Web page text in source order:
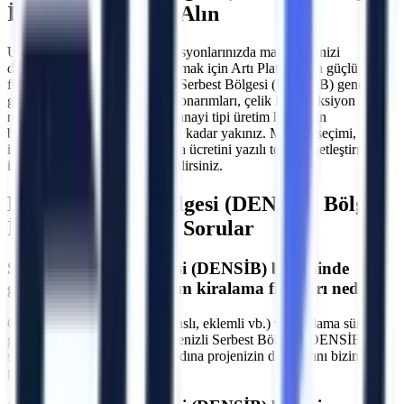
İçin Hemen Teklif Alın
Uzun veya kısa dönemli operasyonlarınızda maliyetlerinizi
düşürürken verimliliğinizi artırmak için Artı Platform'un güçlü araç
filosundan yararlanın.
Denizli Serbest Bölgesi (DENSİB) genelinde
gerçekleştireceğiniz dış cephe onarımları, çelik konstrüksiyon
montajları, çatı tamiratları ve sanayi tipi üretim hatlarının
bakımlarında sizlere bir telefon kadar yakınız. Makine seçimi, saha
incelemesinin kapsamı ve varsa ücretini yazılı teklifte netleştirmek
için ekibimizle iletişime geçebilirsiniz.
Denizli Serbest Bölgesi (DENSİB)
Bölgesi
İçin Sıkça Sorulan Sorular
S.
Denizli Serbest Bölgesi (DENSİB) bölgesinde
günlük/haftalık platform kiralama fiyatları nedir?
C.
Fiyatlar makine tipine (makaslı, eklemli vb.) ve kiralama süresine
göre değişmektedir. Denizli Denizli Serbest Bölgesi (DENSİB) için
size en uygun teklifi sunmak adına projenizin detaylarını bizimle
paylaşabilirsiniz.